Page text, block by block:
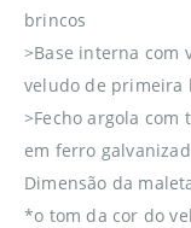
brincos
>Base interna com
veludo de primeira
>Fecho argola com
em ferro
Dimensão da
*o tom da cor do